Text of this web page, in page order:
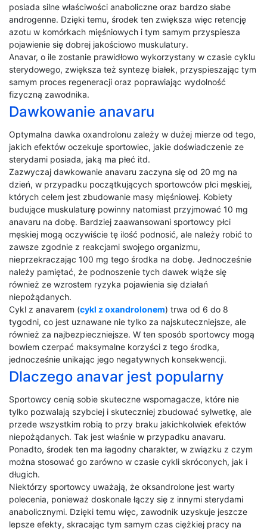
posiada silne właściwości anaboliczne oraz bardzo słabe
androgenne. Dzięki temu, środek ten zwiększa więc retencję
azotu w komórkach mięśniowych i tym samym przyspiesza
pojawienie się dobrej jakościowo muskulatury.
Anavar, o ile zostanie prawidłowo wykorzystany w czasie cyklu
sterydowego, zwiększa też syntezę białek, przyspieszając tym
samym proces regeneracji oraz poprawiając wydolność
fizyczną zawodnika.
Dawkowanie anavaru
Optymalna dawka oxandrolonu zależy w dużej mierze od tego,
jakich efektów oczekuje sportowiec, jakie doświadczenie ze
sterydami posiada, jaką ma płeć itd.
Zazwyczaj dawkowanie anavaru zaczyna się od 20 mg na
dzień, w przypadku początkujących sportowców płci męskiej,
których celem jest zbudowanie masy mięśniowej. Kobiety
budujące muskulaturę powinny natomiast przyjmować 10 mg
anavaru na dobę. Bardziej zaawansowani sportowcy płci
męskiej mogą oczywiście tę ilość podnosić, ale należy robić to
zawsze zgodnie z reakcjami swojego organizmu,
nieprzekraczając 100 mg tego środka na dobę. Jednocześnie
należy pamiętać, że podnoszenie tych dawek wiąże się
również ze wzrostem ryzyka pojawienia się działań
niepożądanych.
Cykl z anavarem (cykl z oxandrolonem) trwa od 6 do 8
tygodni, co jest uznawane nie tylko za najskuteczniejsze, ale
również za najbezpieczniejsze. W ten sposób sportowcy mogą
bowiem czerpać maksymalne korzyści z tego środka,
jednocześnie unikając jego negatywnych konsekwencji.
Dlaczego anavar jest popularny
Sportowcy cenią sobie skuteczne wspomagacze, które nie
tylko pozwalają szybciej i skuteczniej zbudować sylwetkę, ale
przede wszystkim robią to przy braku jakichkolwiek efektów
niepożądanych. Tak jest właśnie w przypadku anavaru.
Ponadto, środek ten ma łagodny charakter, w związku z czym
można stosować go zarówno w czasie cykli skróconych, jak i
długich.
Niektórzy sportowcy uważają, że oksandrolone jest warty
polecenia, ponieważ doskonale łączy się z innymi sterydami
anabolicznymi. Dzięki temu więc, zawodnik uzyskuje jeszcze
lepsze efekty, skracając tym samym czas ciężkiej pracy na